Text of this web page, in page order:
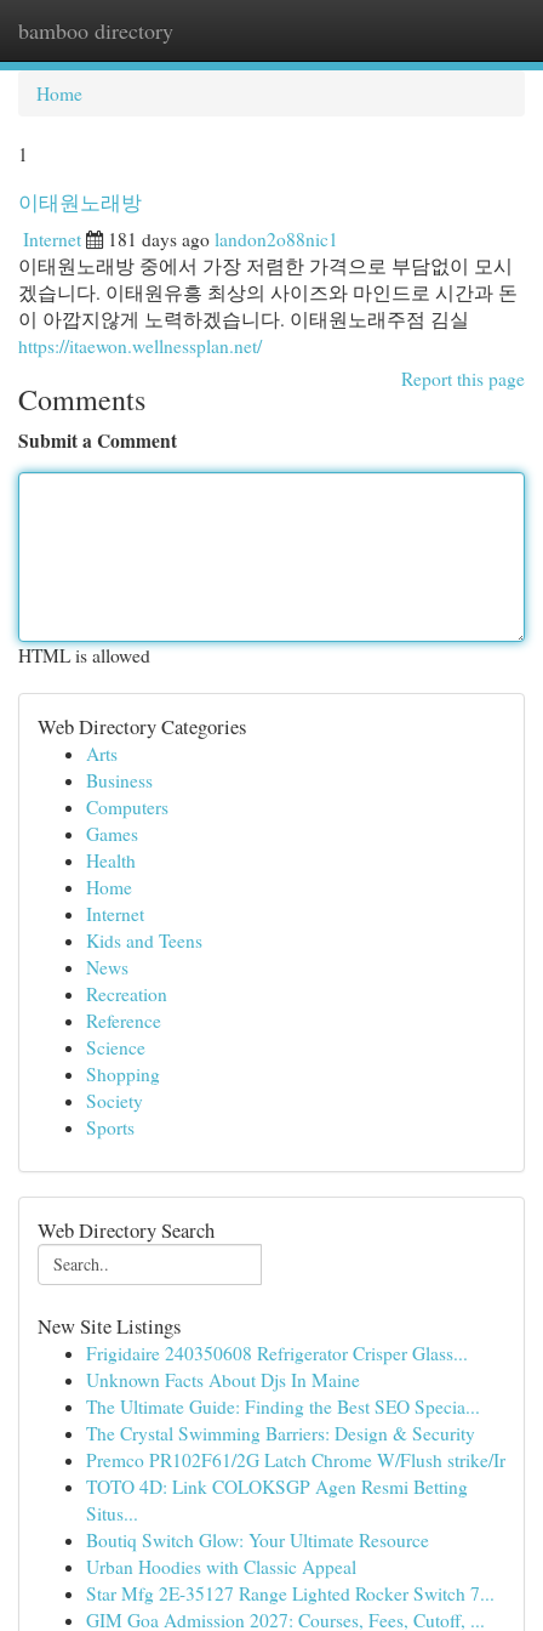
bamboo directory
Home
1
이태원노래방
Internet 181 days ago landon2o88nic1
이태원노래방 중에서 가장 저렴한 가격으로 부담없이 모시
겠습니다. 이태원유흥 최상의 사이즈와 마인드로 시간과 돈
이 아깝지않게 노력하겠습니다. 이태원노래주점 김실
https://itaewon.wellnessplan.net/
Report this page
Comments
Submit a Comment
HTML is allowed
Web Directory Categories
Arts
Business
Computers
Games
Health
Home
Internet
Kids and Teens
News
Recreation
Reference
Science
Shopping
Society
Sports
Web Directory Search
New Site Listings
Frigidaire 240350608 Refrigerator Crisper Glass...
Unknown Facts About Djs In Maine
The Ultimate Guide: Finding the Best SEO Specia...
The Crystal Swimming Barriers: Design & Security
Premco PR102F61/2G Latch Chrome W/Flush strike/Ir
TOTO 4D: Link COLOKSGP Agen Resmi Betting
Situs...
Boutiq Switch Glow: Your Ultimate Resource
Urban Hoodies with Classic Appeal
Star Mfg 2E-35127 Range Lighted Rocker Switch 7...
GIM Goa Admission 2027: Courses, Fees, Cutoff, ...